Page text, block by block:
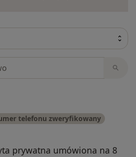
telefonu zweryfikowany
prywatna umówiona na 8